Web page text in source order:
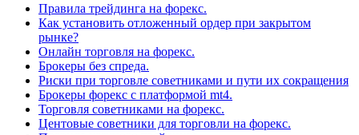
Правила трейдинга на форекс.
Как установить отложенный ордер при закрытом
рынке?
Онлайн торговля на форекс.
Брокеры без спреда.
Риски при торговле советниками и пути их сокращения
Брокеры форекс с платформой mt4.
Торговля советниками на форекс.
Центовые советники для торговли на форекс.